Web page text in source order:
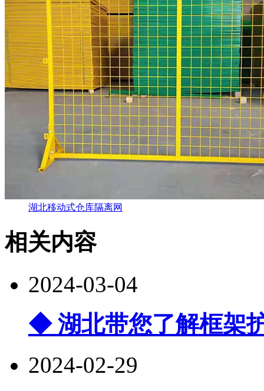
湖北移动式仓库隔离网
相关内容
2024-03-04
◆ 湖北带您了解框架
2024-02-29